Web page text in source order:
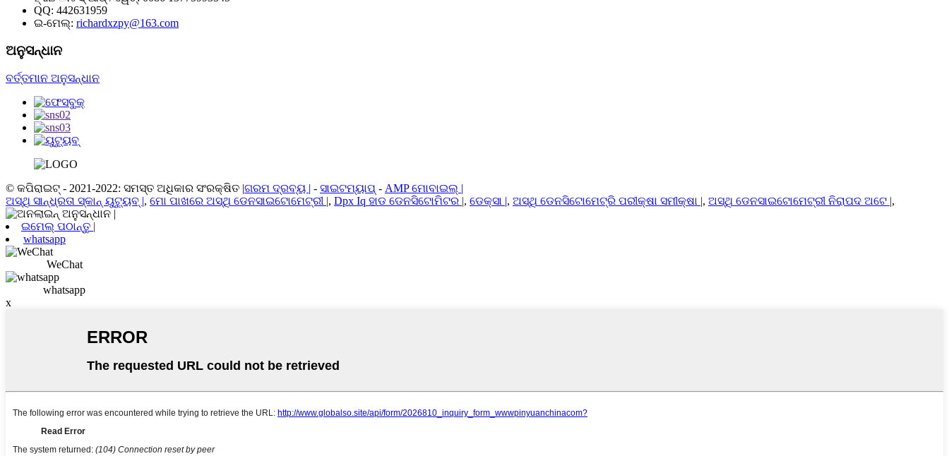
QQ: 442631959
ଇ-ମେଲ୍: richardxzpy@163.com
ଅନୁସନ୍ଧାନ
ବର୍ତ୍ତମାନ ଅନୁସନ୍ଧାନ
© କପିରାଇଟ୍ - 2021-2022: ସମସ୍ତ ଅଧିକାର ସଂରକ୍ଷିତ |ଗରମ ଦ୍ରବ୍ୟ | - ସାଇଟମ୍ୟାପ୍ - AMP ମୋବାଇଲ୍ |
ଅସ୍ଥି ସାନ୍ଧ୍ରତା ସ୍କାନ୍ ୟୁଟ୍ୟୁବ୍ |, ମୋ ପାଖରେ ଅସ୍ଥି ଡେନସାଇଟୋମେଟ୍ରୀ |, Dpx Iq ହାଡ ଡେନସିଟୋମିଟର |, ଡେକ୍ସା |, ଅସ୍ଥି ଡେନସିଟୋମେଟ୍ରି ପରୀକ୍ଷା ସମୀକ୍ଷା |, ଅସ୍ଥି ଡେନସାଇଟୋମେଟ୍ରୀ ନିରାପଦ ଅଟେ |,
ଇମେଲ୍ ପଠାନ୍ତୁ |
whatsapp
WeChat
whatsapp
x